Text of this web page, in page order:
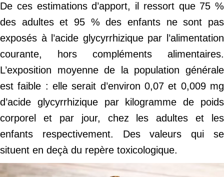
De ces estimations d’apport, il ressort que 75 %
des adultes et 95 % des enfants ne sont pas
exposés à l’acide glycyrrhizique par l’alimentation
courante, hors compléments alimentaires.
L’exposition moyenne de la population générale
est faible : elle serait d’environ 0,07 et 0,009 mg
d’acide glycyrrhizique par kilogramme de poids
corporel et par jour, chez les adultes et les
enfants respectivement. Des valeurs qui se
situent en deçà du repère toxicologique.